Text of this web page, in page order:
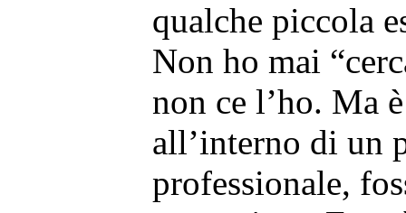
qualche piccola
Non ho mai
non ce l’ho. Ma
all’interno di un
professionale,